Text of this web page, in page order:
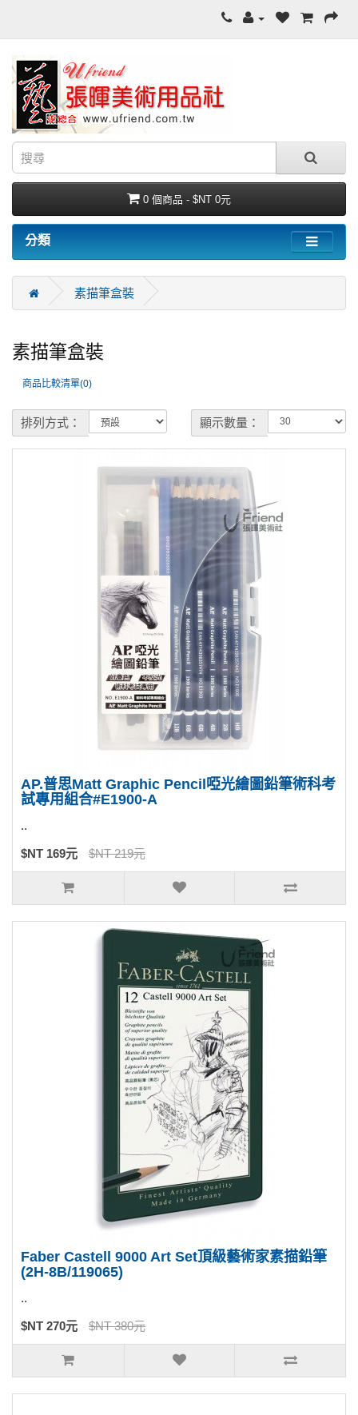
0 個商品 - $NT 0元
分類
素描筆盒裝
素描筆盒裝
商品比較清單(0)
排列方式： 顯示數量：
AP.普思Matt Graphic Pencil啞光繪圖鉛筆術科考
試專用組合#E1900-A
..
$NT 169元 $NT 219元
Faber Castell 9000 Art Set頂級藝術家素描鉛筆
(2H-8B/119065)
..
$NT 270元 $NT 380元